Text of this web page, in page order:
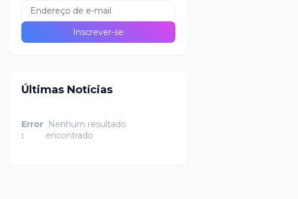
Últimas Notícias
Error
:
Nenhum resultado
encontrado